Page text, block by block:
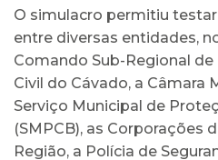
O simulacro permitiu
entre diversas entidades,
Comando Sub-Regional
Civil do Cávado, a Câmara
Serviço Municipal de
(SMPCB), as Corporações
Região, a Polícia de